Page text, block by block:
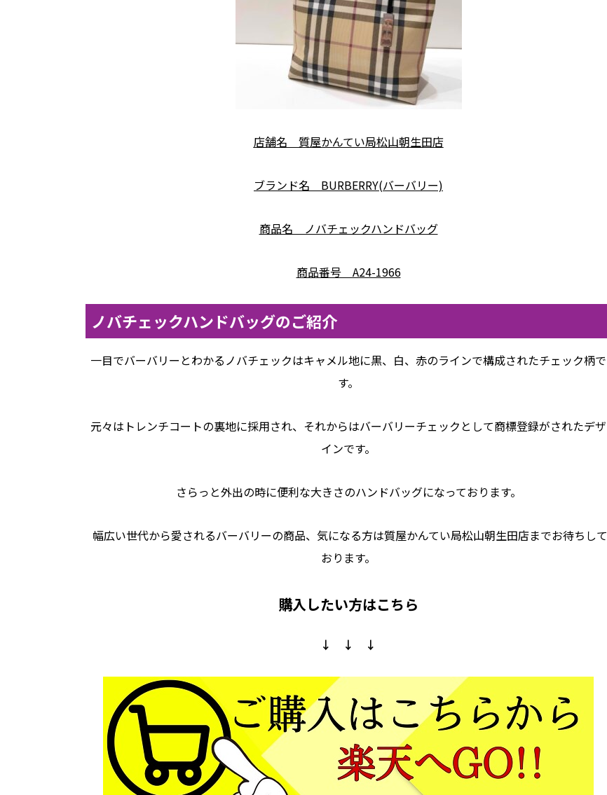
店舗名 質屋かんてい局松山朝生田店
ブランド名 BURBERRY(バーバリー)
商品名 ノバチェックハンドバッグ
商品番号 A24-1966
ノバチェックハンドバッグのご紹介
一目でバーバリーとわかるノバチェックはキャメル地に黒、白、赤のラインで構成されたチェック柄で
す。
元々はトレンチコートの裏地に採用され、それからはバーバリーチェックとして商標登録がされたデザ
インです。
さらっと外出の時に便利な大きさのハンドバッグになっております。
幅広い世代から愛されるバーバリーの商品、気になる方は質屋かんてい局松山朝生田店までお待ちして
おります。
購入したい方はこちら
↓ ↓ ↓